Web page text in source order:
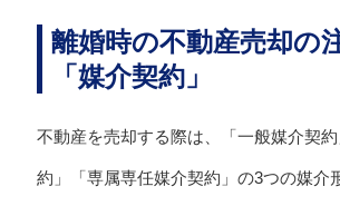
離婚時の不動産売却の
「媒介契約」
不動産を売却する際は、「一般媒介契
約」「専属専任媒介契約」の3つの媒介